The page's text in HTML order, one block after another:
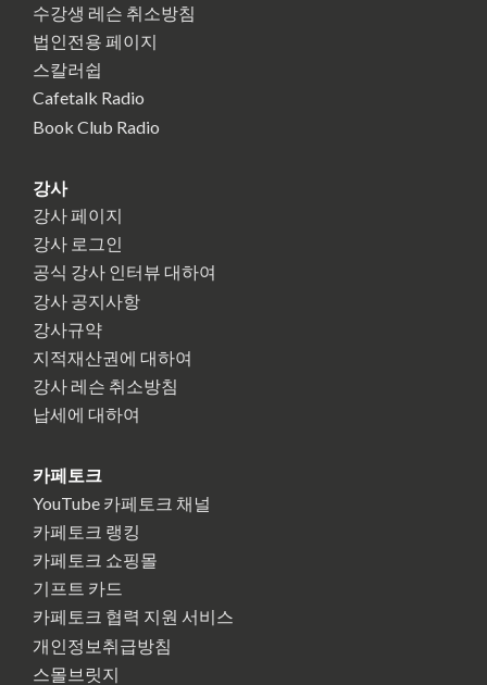
수강생 레슨 취소방침
법인전용 페이지
스칼러쉽
Cafetalk Radio
Book Club Radio
강사
강사 페이지
강사 로그인
공식 강사 인터뷰 대하여
강사 공지사항
강사규약
지적재산권에 대하여
강사 레슨 취소방침
납세에 대하여
카페토크
YouTube 카페토크 채널
카페토크 랭킹
카페토크 쇼핑몰
기프트 카드
카페토크 협력 지원 서비스
개인정보취급방침
스몰브릿지